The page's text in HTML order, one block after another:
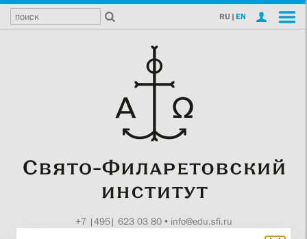
RU | EN
+7 |495| 623 03 80• info@edu.sfi.ru